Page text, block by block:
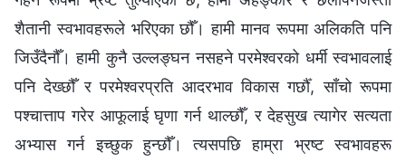
शैतानी स्वभावहरूले भरिएका छौँ। हामी मानव रूपमा अलिकति पनि
जिउँदैनौँ। हामी कुनै उल्‍लङ्घन नसहने परमेश्‍वरको धर्मी स्वभावलाई
पनि देख्छौँ र परमेश्‍वरप्रति आदरभाव विकास गर्छौँ, साँचो रूपमा
पश्‍चात्ताप गरेर आफूलाई घृणा गर्न थाल्छौँ, र देहसुख त्यागेर सत्यता
अभ्यास गर्न इच्‍छुक हुन्छौँ। त्यसपछि हाम्रा भ्रष्ट स्वभावहरू